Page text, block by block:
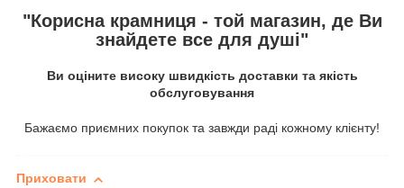
"Корисна крамниця - той магазин, де Ви
знайдете все для душі"
Ви оціните високу швидкість доставки та якість
обслуговування
Бажаємо приємних покупок та завжди раді кожному клієнту!
Приховати